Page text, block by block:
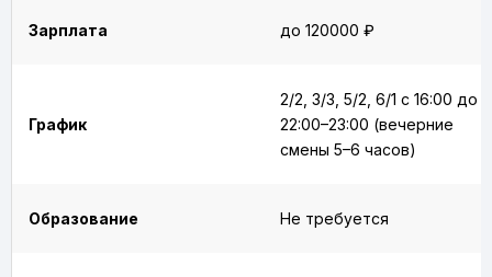
Зарплата до 120000 ₽
График
2/2, 3/3, 5/2, 6/1 с 16:00 до
22:00–23:00 (вечерние
смены 5–6 часов)
Образование Не требуется